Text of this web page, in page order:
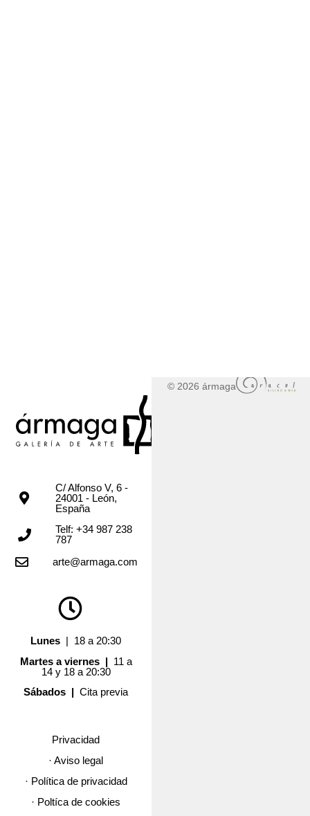
C/ Alfonso V, 6 -
24001 - León,
España
Telf: +34 987 238
787
arte@armaga.com
Lunes | 18 a 20:30
Martes a viernes | 11 a
14 y 18 a 20:30
Sábados |Cita previa
Privacidad
· Aviso legal
· Política de privacidad
· Poltíca de cookies
© 2026 ármaga